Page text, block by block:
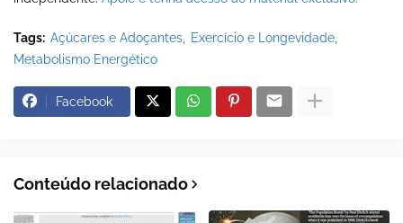
Tags: Açúcares e Adoçantes
Exercício e Longevidade
Metabolismo Energético
Facebook
Conteúdo relacionado